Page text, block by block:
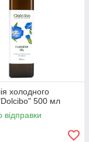
холодного
500 мл
відправки